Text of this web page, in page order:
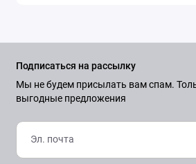
Подписаться на рассылку
Мы не будем присылать вам спам.
выгодные предложения